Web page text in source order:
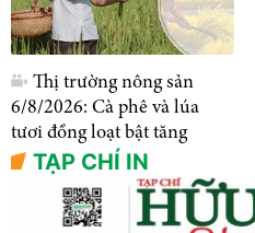
Thị trường nông sản
6/8/2026: Cà phê và lúa
tươi đồng loạt bật tăng
TẠP CHÍ IN